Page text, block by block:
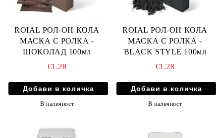
ROIAL РОЛ-ОН КОЛА
МАСКА С РОЛКА -
ШОКОЛАД 100мл
€1.28
В наличност
ROIAL РОЛ-ОН КОЛА
МАСКА С РОЛКА -
BLACK STYLE 100мл
€1.28
В наличност